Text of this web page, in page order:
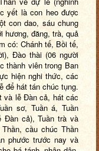
yết là con heo được
con dao, sáu chung
hương, đăng, trà, quả
có: Chánh tế, Bồi tế,
Đào thài (06 người
thành viên trong Ban
hiện nghi thức, các
để hát tán chúc tụng.
và lễ Đàn cả, hát các
sơ, Tuần á, Tuần
Đàn cả), Tuần trà và
cầu chúc Thần
phước trước nay và